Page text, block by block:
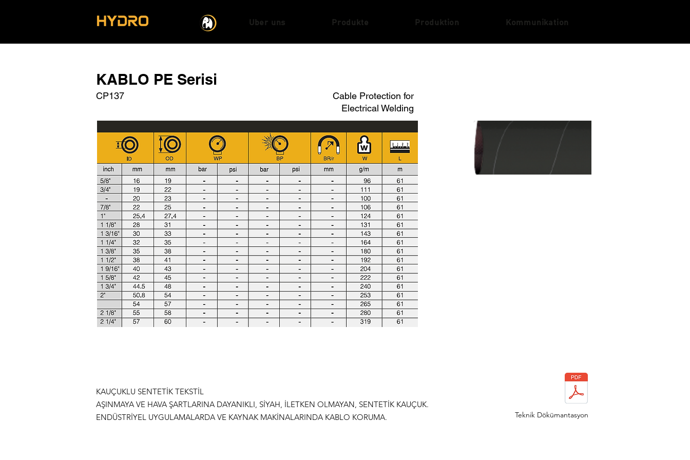
Uber uns Produkte Produktion Kommunikation
KABLO PE Serisi
CP137
Cable Protection for
Electrical Welding
KAUÇUKLU SENTETİK TEKSTİL
AŞINMAYA VE HAVA ŞARTLARINA DAYANIKLI, SİYAH, İLETKEN OLMAYAN, SENTETİK KAUÇUK.
ENDÜSTRİYEL UYGULAMALARDA VE KAYNAK MAKİNALARINDA KABLO KORUMA.
Teknik Dökümantasyon